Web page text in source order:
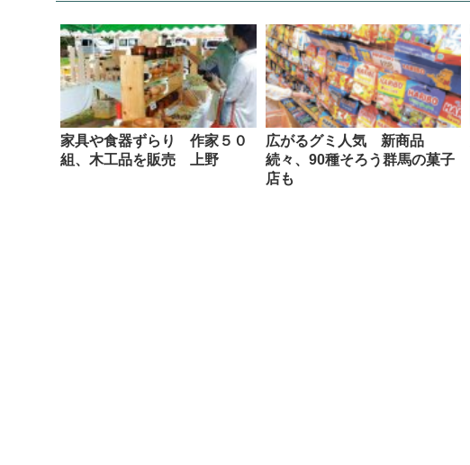
家具や食器ずらり 作家５０
組、木工品を販売 上野
広がるグミ人気 新商品
続々、90種そろう群馬の菓子
店も